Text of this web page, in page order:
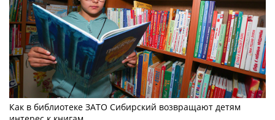
Как в библиотеке ЗАТО Сибирский возвращают детям